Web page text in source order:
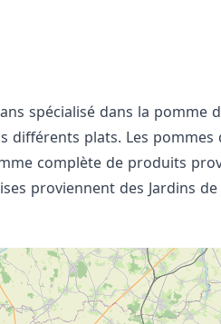
spécialisé dans la pomme
différents plats. Les
complète de produits
proviennent des Jardins